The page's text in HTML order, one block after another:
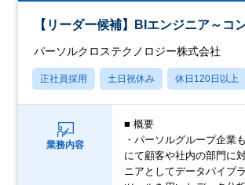
【リーダー候補】BIエンジニア～コ
パーソルクロステクノロジー株式会社
正社員採用 土日祝休み 休日120日以上
業務内容
■ 概要
・パーソルグループ企業
にて顧客や社内の部門に
ニアとしてデータパイプ